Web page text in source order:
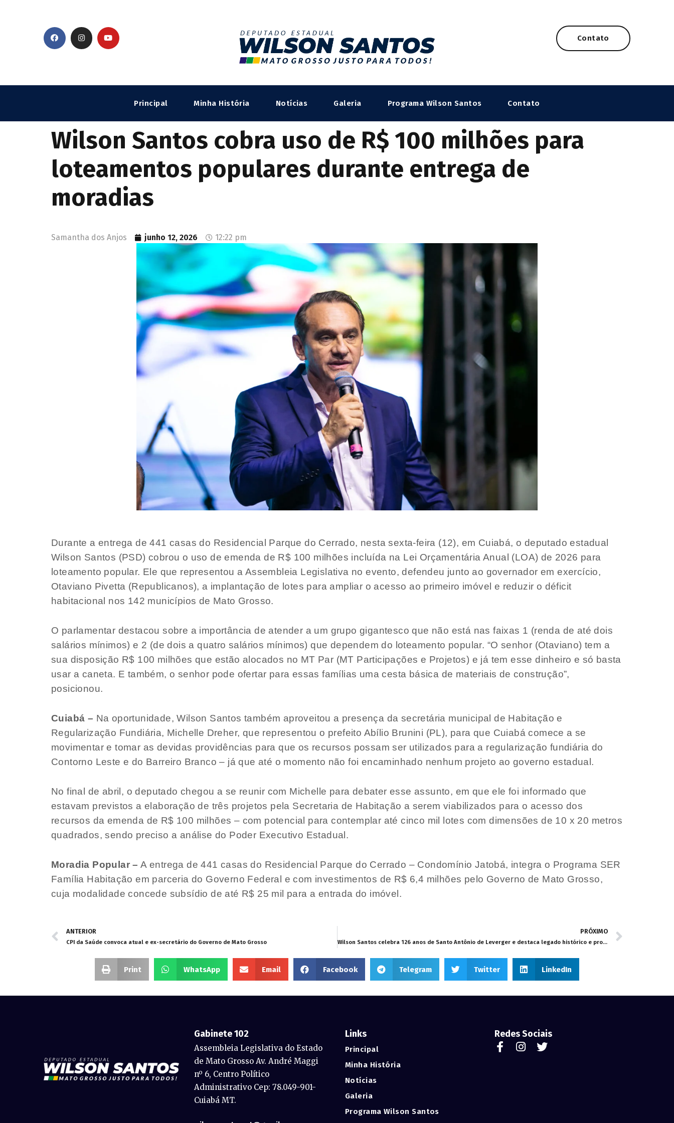
Contato
Principal Minha História Notícias Galeria Programa Wilson Santos Contato
Wilson Santos cobra uso de R$ 100 milhões para
loteamentos populares durante entrega de
moradias
Samantha dos Anjos junho 12, 2026 12:22 pm
Durante a entrega de 441 casas do Residencial Parque do Cerrado, nesta sexta-feira (12), em Cuiabá, o deputado estadual
Wilson Santos (PSD) cobrou o uso de emenda de R$ 100 milhões incluída na Lei Orçamentária Anual (LOA) de 2026 para
loteamento popular. Ele que representou a Assembleia Legislativa no evento, defendeu junto ao governador em exercício,
Otaviano Pivetta (Republicanos), a implantação de lotes para ampliar o acesso ao primeiro imóvel e reduzir o déficit
habitacional nos 142 municípios de Mato Grosso.
O parlamentar destacou sobre a importância de atender a um grupo gigantesco que não está nas faixas 1 (renda de até dois
salários mínimos) e 2 (de dois a quatro salários mínimos) que dependem do loteamento popular. “O senhor (Otaviano) tem a
sua disposição R$ 100 milhões que estão alocados no MT Par (MT Participações e Projetos) e já tem esse dinheiro e só basta
usar a caneta. E também, o senhor pode ofertar para essas famílias uma cesta básica de materiais de construção”,
posicionou.
Cuiabá – Na oportunidade, Wilson Santos também aproveitou a presença da secretária municipal de Habitação e
Regularização Fundiária, Michelle Dreher, que representou o prefeito Abílio Brunini (PL), para que Cuiabá comece a se
movimentar e tomar as devidas providências para que os recursos possam ser utilizados para a regularização fundiária do
Contorno Leste e do Barreiro Branco – já que até o momento não foi encaminhado nenhum projeto ao governo estadual.
No final de abril, o deputado chegou a se reunir com Michelle para debater esse assunto, em que ele foi informado que
estavam previstos a elaboração de três projetos pela Secretaria de Habitação a serem viabilizados para o acesso dos
recursos da emenda de R$ 100 milhões – com potencial para contemplar até cinco mil lotes com dimensões de 10 x 20 metros
quadrados, sendo preciso a análise do Poder Executivo Estadual.
Moradia Popular – A entrega de 441 casas do Residencial Parque do Cerrado – Condomínio Jatobá, integra o Programa SER
Família Habitação em parceria do Governo Federal e com investimentos de R$ 6,4 milhões pelo Governo de Mato Grosso,
cuja modalidade concede subsídio de até R$ 25 mil para a entrada do imóvel.
ANTERIOR
CPI da Saúde convoca atual e ex-secretário do Governo de Mato Grosso
PRÓXIMO
Wilson Santos celebra 126 anos de Santo Antônio de Leverger e destaca legado histórico e projetos para o futuro
Print WhatsApp Email Facebook Telegram Twitter LinkedIn
Gabinete 102
Assembleia Legislativa do Estado
de Mato Grosso Av. André Maggi
nº 6, Centro Político
Administrativo Cep: 78.049-901-
Cuiabá MT.
Links
Principal
Minha História
Notícias
Galeria
Programa Wilson Santos
Redes Sociais